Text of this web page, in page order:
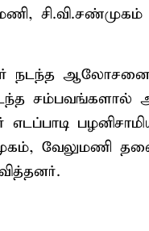
நடந்த ஆலோசனை
வேலுமணி